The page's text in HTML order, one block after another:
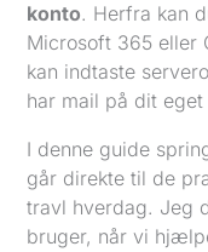
konto. Herfra kan
Microsoft 365 eller
kan indtaste
har mail på dit
I denne guide
går direkte til de
travl hverdag. Jeg
bruger, når vi